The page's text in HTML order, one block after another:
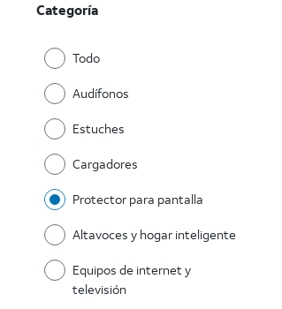
Categoría
Todo
Audífonos
Estuches
Cargadores
Protector para pantalla
Altavoces y hogar inteligente
Equipos de internet y
televisión